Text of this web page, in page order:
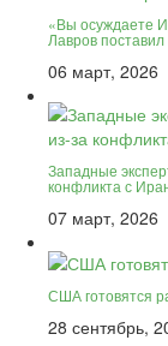
«Вы осуждаете
Лавров
06 март, 2026
Западные
конфликта с
07 март, 2026
США готовятся
28 сентябрь,